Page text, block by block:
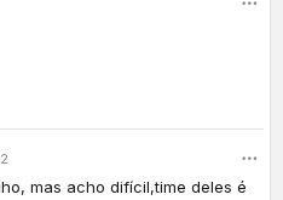
mas acho difícil,time deles é